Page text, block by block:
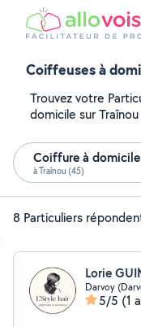
Coiffeuses à
Trouvez votre
domicile sur
Coiffure à domicile
à Traînou (45)
8 Particuliers
Lorie
Darvoy
5/5 (1